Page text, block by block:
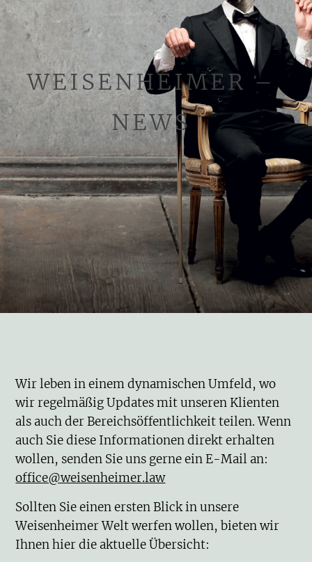
WEISENHEIMER –
NEWS
Wir leben in einem dynamischen Umfeld, wo
wir regelmäßig Updates mit unseren Klienten
als auch der Bereichsöffentlichkeit teilen. Wenn
auch Sie diese Informationen direkt erhalten
wollen, senden Sie uns gerne ein E-Mail an:
office@weisenheimer.law
Sollten Sie einen ersten Blick in unsere
Weisenheimer Welt werfen wollen, bieten wir
Ihnen hier die aktuelle Übersicht: